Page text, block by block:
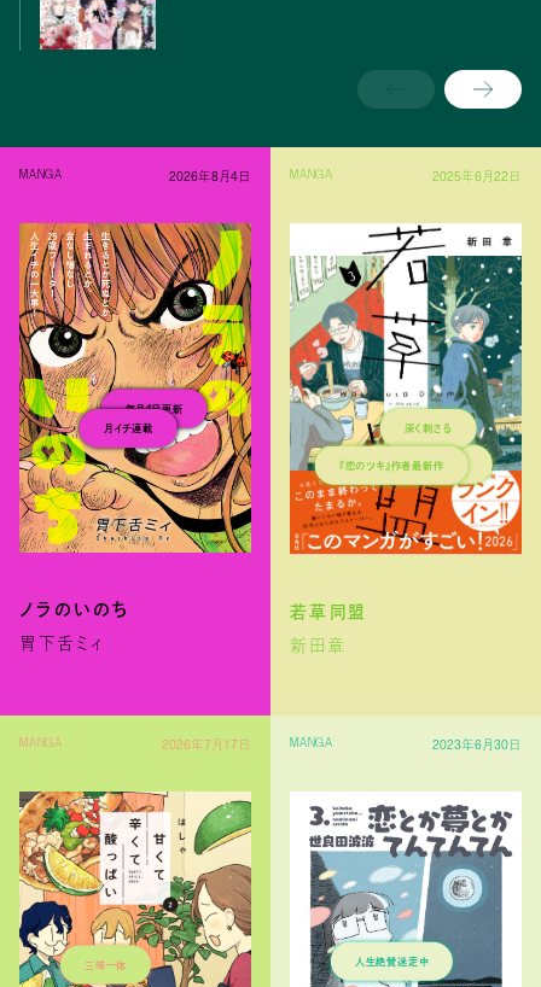
MANGA 2026年8月4日
ノラのいのち
胃下舌ミィ
毎月４日更新
月イチ連載
MANGA 2025年6月22日
若草同盟
新田章
極上ラブストーリー
深く刺さる
『恋のツキ』作者最新作
MANGA 2026年7月17日
三味一体
MANGA 2023年6月30日
人生絶賛迷走中